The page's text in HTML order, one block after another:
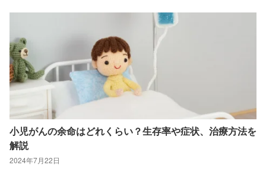
小児がんの余命はどれくらい？生存率や症状、治療方法を
解説
2024年7月22日